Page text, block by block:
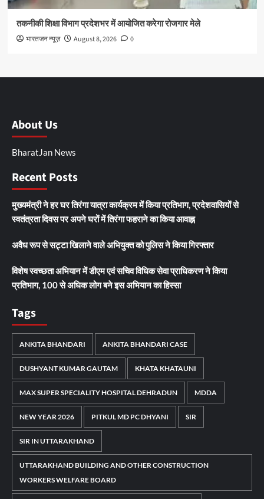
तकनीकी शिक्षा विभाग प्रदेशभर में आयोजित करेगा रोजगार मेले
भारतजन न्यूज़ August 8, 2026 0
About Us
BharatJan News
Recent Posts
मुख्यमंत्री ने हर घर तिरंगा यात्रा कार्यक्रम में किया प्रतिभाग, प्रदेशवासियों से
स्वतंत्रता दिवस पर अपने घरों में तिरंगा फहराने का किया आवाह्न
अवैध रूप से सट्टा खिलाने वाले अभियुक्त को पुलिस ने किया गिरफ्तार
विशेष स्वच्छता अभियान में डीएम एवं सचिव विधिक सेवा प्राधिकरण ने किया
प्रतिभाग, 100 से अधिक लोग बने इस अभियान का हिस्सा
Tags
ANKITA BHANDARI ANKITA BHANDARI CASE
DUSHYANT KUMAR GAUTAM KHATA KHATAUNI
MAX SUPER SPECIALITY HOSPITAL DEHRADUN MDDA
NEW YEAR 2026 PITKUL MD PC DHYANI SIR
SIR IN UTTARAKHAND
UTTARAKHAND BUILDING AND OTHER CONSTRUCTION
WORKERS WELFARE BOARD